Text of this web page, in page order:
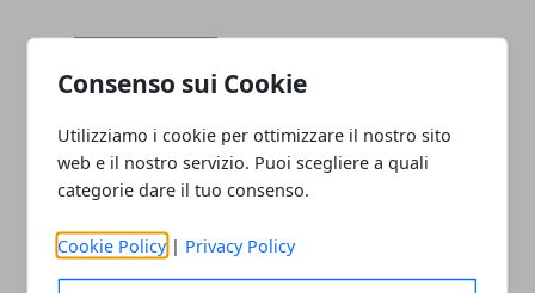
Consenso sui Cookie
Utilizziamo i cookie per ottimizzare il nostro sito
web e il nostro servizio. Puoi scegliere a quali
categorie dare il tuo consenso.
Cookie Policy | Privacy Policy
Articolo Precedente
accelerare le rinnovabili